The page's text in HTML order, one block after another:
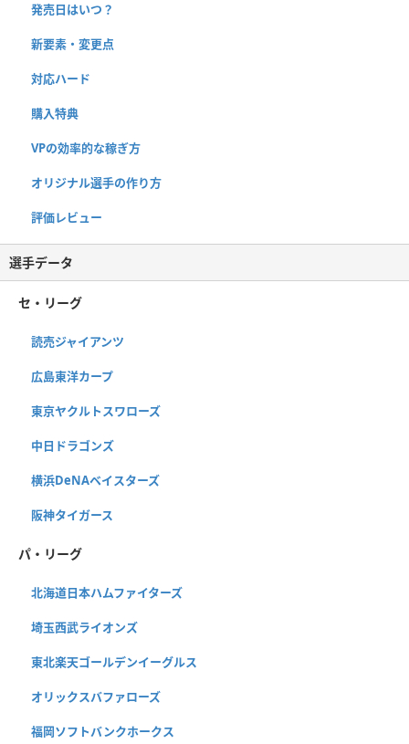
発売日はいつ？
新要素・変更点
対応ハード
購入特典
VPの効率的な稼ぎ方
オリジナル選手の作り方
評価レビュー
選手データ
セ・リーグ
読売ジャイアンツ
広島東洋カープ
東京ヤクルトスワローズ
中日ドラゴンズ
横浜DeNAベイスターズ
阪神タイガース
パ・リーグ
北海道日本ハムファイターズ
埼玉西武ライオンズ
東北楽天ゴールデンイーグルス
オリックスバファローズ
福岡ソフトバンクホークス